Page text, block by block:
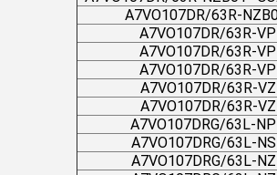
A7VO107DR/63R-
A7VO107DR/63R-
A7VO107DR/63R-
A7VO107DR/63R-
A7VO107DR/63R-
A7VO107DR/63R-
A7VO107DRG/63L-
A7VO107DRG/63L-
A7VO107DRG/63L-